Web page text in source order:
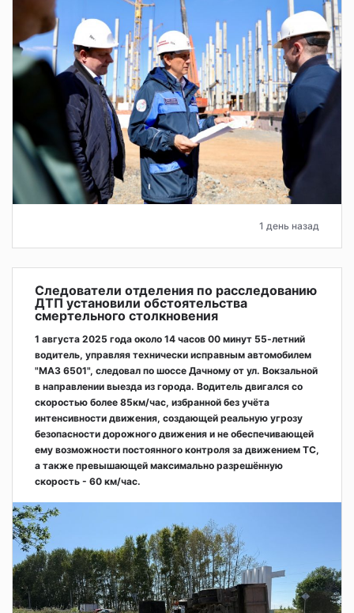
1 день назад
Следователи отделения по расследованию
ДТП установили обстоятельства
смертельного столкновения
1 августа 2025 года около 14 часов 00 минут 55-летний
водитель, управляя технически исправным автомобилем
"МАЗ 6501", следовал по шоссе Дачному от ул. Вокзальной
в направлении выезда из города. Водитель двигался со
скоростью более 85км/час, избранной без учёта
интенсивности движения, создающей реальную угрозу
безопасности дорожного движения и не обеспечивающей
ему возможности постоянного контроля за движением ТС,
а также превышающей максимально разрешённую
скорость - 60 км/час.